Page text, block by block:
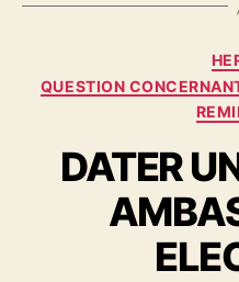
QUESTION
DATER